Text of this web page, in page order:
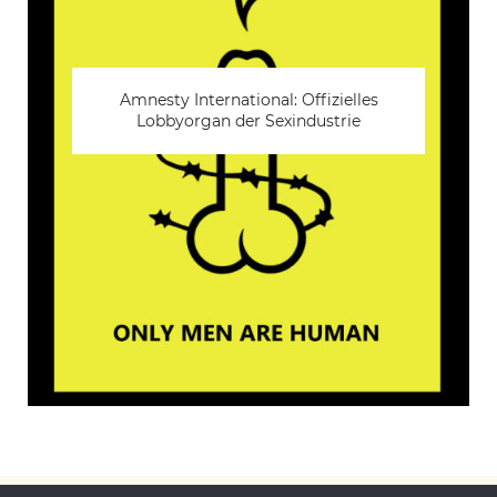
Amnesty International: Offizielles
Lobbyorgan der Sexindustrie
Aufmüpfigkeit
„Agency“ ist magisch, mit den Hüften
wackeln auch